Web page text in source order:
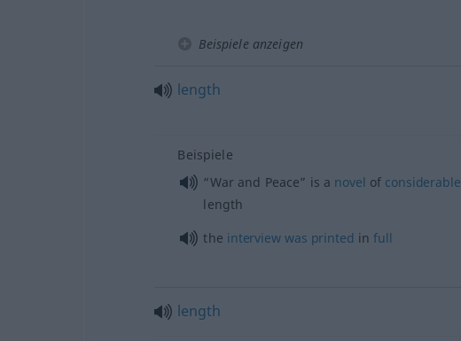
Beispiele anzeigen
length
Beispiele
“War and Peace” is a novel of considerable
length
the interview was printed infull
length